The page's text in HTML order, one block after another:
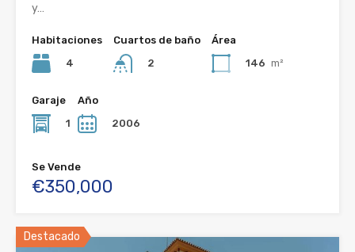
y…
Habitaciones
4
Cuartos de baño
2
Área
146 m²
Garaje
1
Año
2006
Se Vende
€350,000
Destacado